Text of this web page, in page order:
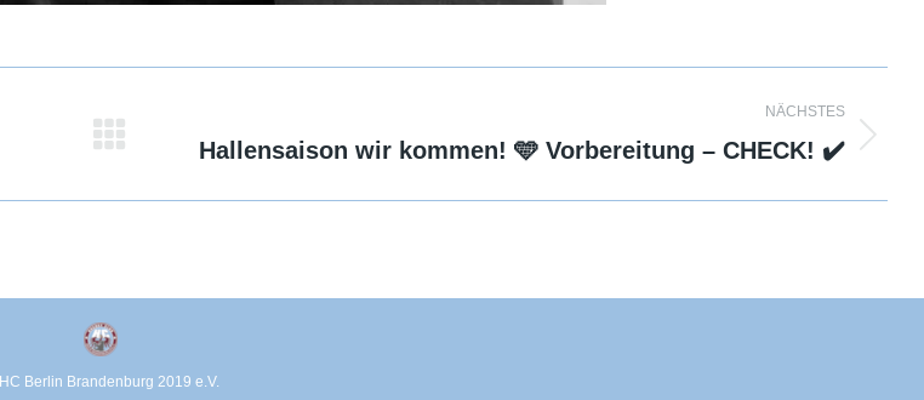
NÄCHSTES
NächsterHallensaison wir kommen! 🩵 Vorbereitung – CHECK! ✔️
HC Berlin Brandenburg 2019 e.V.